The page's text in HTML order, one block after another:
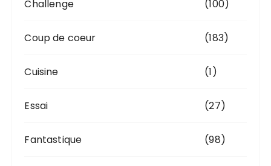
Challenge (100)
Coup de coeur (183)
Cuisine (1)
Essai (27)
Fantastique (98)